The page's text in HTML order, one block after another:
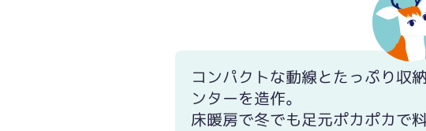
コンパクトな動線とたっぷり収
ンターを造作。
床暖房で冬でも足元ポカポカで